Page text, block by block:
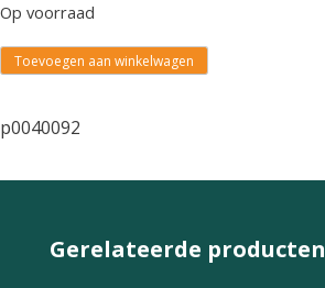
Op voorraad
Toevoegen aan winkelwagen
p0040092
Gerelateerde producten